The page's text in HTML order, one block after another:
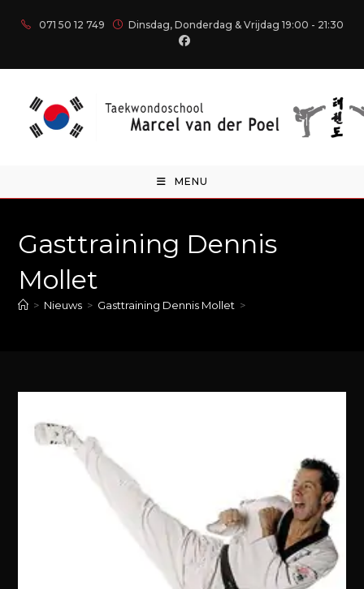
071 50 12 749 Dinsdag, Donderdag & Vrijdag 19:00 - 21:30
MENU
Gasttraining Dennis
Mollet
> Nieuws > Gasttraining Dennis Mollet >